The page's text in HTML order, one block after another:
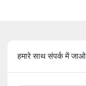
हमारे साथ संपर्क में जाओ